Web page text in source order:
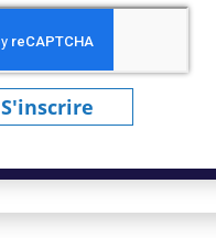
S'inscrire